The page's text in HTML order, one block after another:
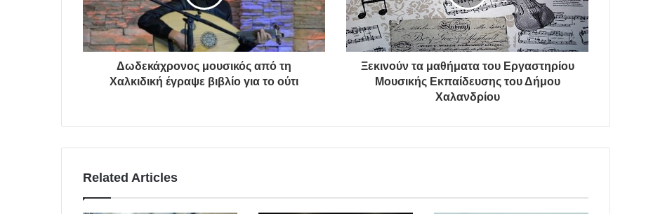
Δωδεκάχρονος μουσικός από τη
Χαλκιδική έγραψε βιβλίο για το ούτι
Ξεκινούν τα μαθήματα του Εργαστηρίου
Μουσικής Εκπαίδευσης του Δήμου
Χαλανδρίου
Related Articles